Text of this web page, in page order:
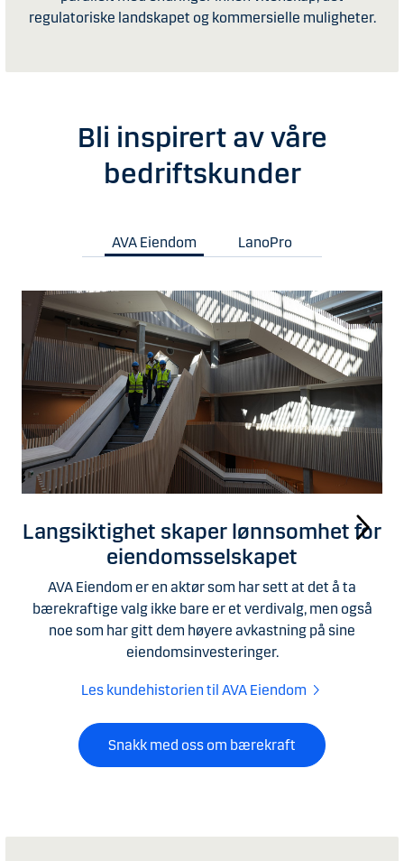
regulatoriske landskapet og kommersielle muligheter.
Bli inspirert av våre
bedriftskunder
AVA Eiendom LanoPro
Langsiktighet skaper lønnsomhet for
eiendomsselskapet
AVA Eiendom er en aktør som har sett at det å ta
bærekraftige valg ikke bare er et verdivalg, men også
noe som har gitt dem høyere avkastning på sine
eiendomsinvesteringer.
Les kundehistorien til AVA Eiendom
Snakk med oss om bærekraft